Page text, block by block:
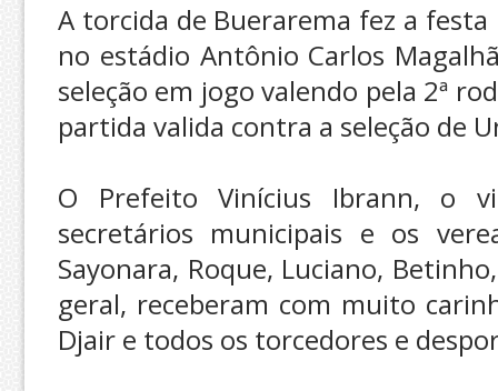
A torcida de Buerarema fez a
no estádio Antônio Carlos
seleção em jogo valendo pela 2ª
partida valida contra a seleção de
O Prefeito Vinícius Ibrann, o
secretários municipais e os
Sayonara, Roque, Luciano,
geral, receberam com muito
Djair e todos os torcedores e